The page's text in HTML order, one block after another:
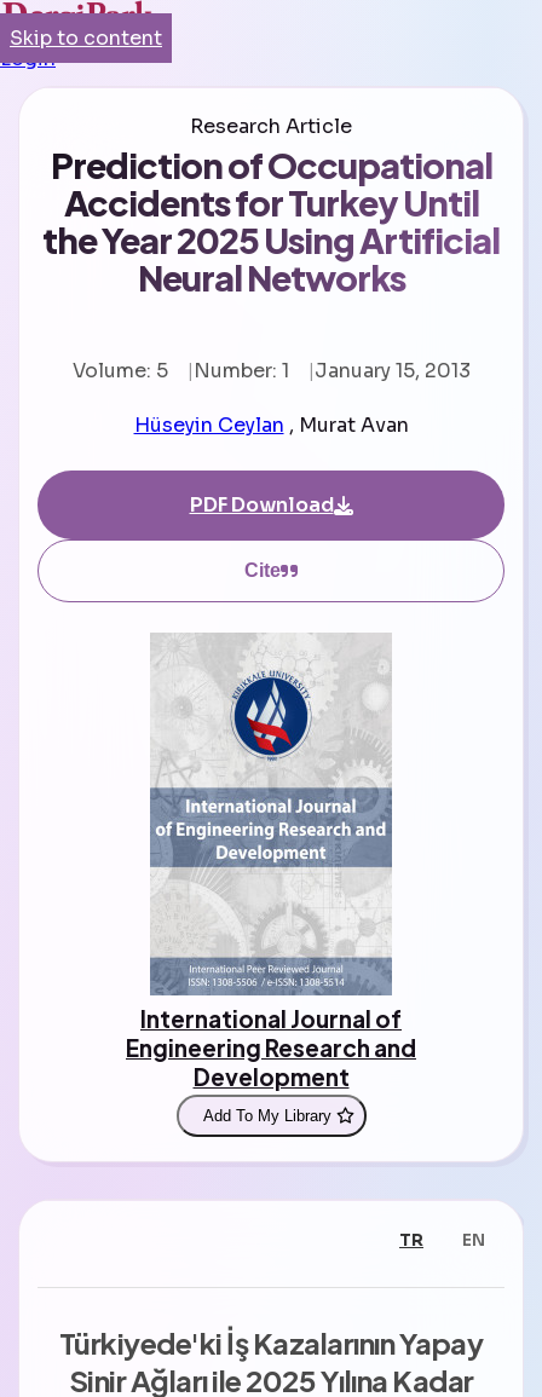
Login
Research Article
Prediction of Occupational
Accidents for Turkey Until
the Year 2025 Using Artificial
Neural Networks
Volume: 5 Number: 1 January 15, 2013
Hüseyin Ceylan , Murat Avan
PDF Download
Cite
International Journal of
Engineering Research and
Development
Add To My Library
Skip to content
TR EN
Türkiyede'ki İş Kazalarının Yapay
Sinir Ağları ile 2025 Yılına Kadar